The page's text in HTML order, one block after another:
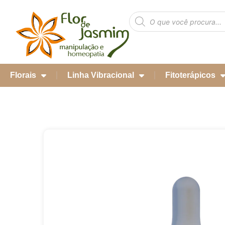
Florais Linha Vibracional Fitoterápicos